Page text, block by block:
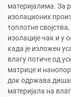
материјалима. За
изолационих
топлотне
изолације чак и
када је изложен
влагу потиче од
матрице и
док одржава
материјала на